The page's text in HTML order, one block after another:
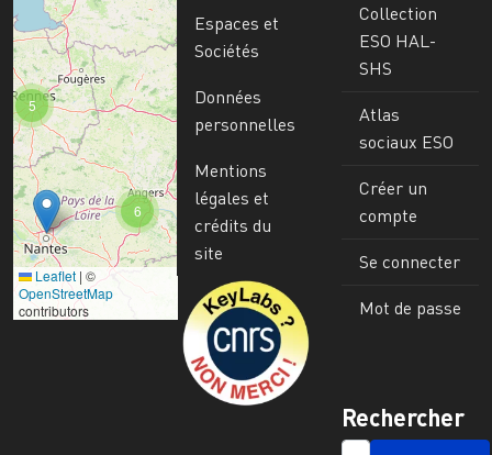
6
5
Leaflet | ©
OpenStreetMap
contributors
Espaces et
Sociétés
Données
personnelles
Mentions
légales et
crédits du
site
Image
Collection
ESO HAL-
SHS
Atlas
sociaux ESO
Créer un
compte
Se connecter
Mot de passe
Rechercher
SEARCH